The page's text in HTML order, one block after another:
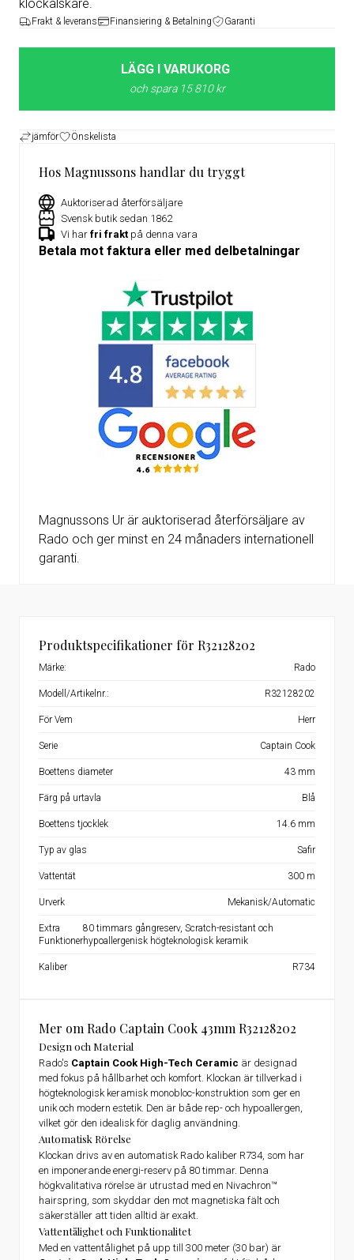
klockälskare.
Frakt & leverans Finansiering & Betalning Garanti
LÄGG I VARUKORG
och spara 15 810 kr
jämför Önskelista
Hos Magnussons handlar du tryggt
Auktoriserad återförsäljare
Svensk butik sedan 1862
Vi har fri frakt på denna vara
Betala mot faktura eller med delbetalningar
Magnussons Ur är auktoriserad återförsäljare av
Rado och ger minst en 24 månaders internationell
garanti.
Mer om Rado Captain Cook 43mm R32128202
Design och Material
Rado's Captain Cook High-Tech Ceramic är designad
med fokus på hållbarhet och komfort. Klockan är tillverkad i
högteknologisk keramisk monobloc-konstruktion som ger en
unik och modern estetik. Den är både rep- och hypoallergen,
vilket gör den idealisk för daglig användning.
Automatisk Rörelse
Klockan drivs av en automatisk Rado kaliber R734, som har
en imponerande energi-reserv på 80 timmar. Denna
högkvalitativa rörelse är utrustad med en Nivachron™
hairspring, som skyddar den mot magnetiska fält och
säkerställer att tiden alltid är exakt.
Vattentålighet och Funktionalitet
Med en vattentålighet på upp till 300 meter (30 bar) är
Produktspecifikationer för R32128202
Märke: Rado
Modell/Artikelnr.: R32128202
För Vem Herr
Serie Captain Cook
Boettens diameter 43 mm
Färg på urtavla Blå
Boettens tjocklek 14.6 mm
Typ av glas Safir
Vattentät 300 m
Urverk Mekanisk/Automatic
Extra
Funktioner
80 timmars gångreserv, Scratch-resistant och
hypoallergenisk högteknologisk keramik
Kaliber R734